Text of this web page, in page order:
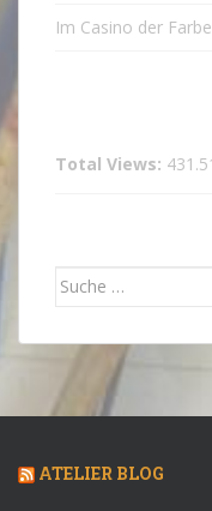
Im Casino der
Total Views:
Suche
ATELIER BLOG